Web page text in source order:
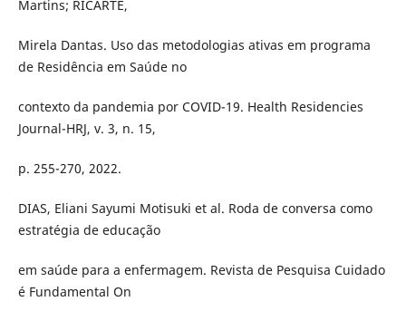
Martins; RICARTE,
Mirela Dantas. Uso das metodologias ativas em programa
de Residência em Saúde no
contexto da pandemia por COVID-19. Health Residencies
Journal-HRJ, v. 3, n. 15,
p. 255-270, 2022.
DIAS, Eliani Sayumi Motisuki et al. Roda de conversa como
estratégia de educação
em saúde para a enfermagem. Revista de Pesquisa Cuidado
é Fundamental On